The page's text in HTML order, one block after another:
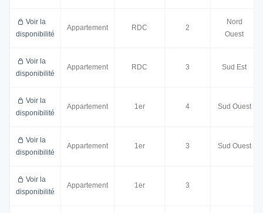
Voir la
disponibilité
Appartement RDC 2
Nord
Ouest
Voir la
disponibilité
Appartement RDC 3 Sud Est
Voir la
disponibilité
Appartement 1er 4 Sud Ouest
Voir la
disponibilité
Appartement 1er 3 Sud Ouest
Voir la
disponibilité
Appartement 1er 3